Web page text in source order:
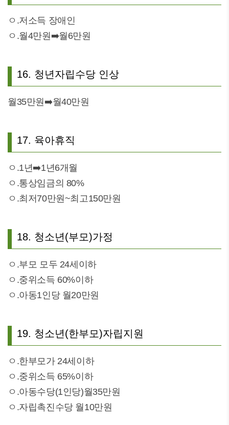
ㅇ.저소득 장애인
ㅇ.월4만원➡️월6만원
16. 청년자립수당 인상
월35만원➡️월40만원
17. 육아휴직
ㅇ.1년➡️1년6개월
ㅇ.통상임금의 80%
ㅇ.최저70만원~최고150만원
18. 청소년(부모)가정
ㅇ.부모 모두 24세이하
ㅇ.중위소득 60%이하
ㅇ.아동1인당 월20만원
19. 청소년(한부모)자립지원
ㅇ.한부모가 24세이하
ㅇ.중위소득 65%이하
ㅇ.아동수당(1인당)월35만원
ㅇ.자립촉진수당 월10만원